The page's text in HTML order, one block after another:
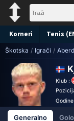
Korneri Tenis
Škotska / Igrači /
Klub :
Generalno